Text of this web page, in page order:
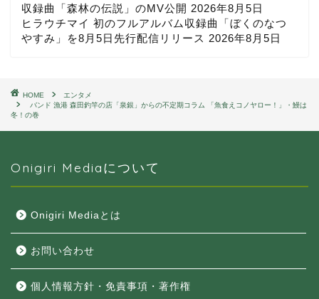
収録曲「森林の伝説」のMV公開 2026年8月5日
ヒラウチマイ 初のフルアルバム収録曲「ぼくのなつ
やすみ」を8月5日先行配信リリース 2026年8月5日
HOME
エンタメ
バンド 漁港 森田釣竿の店「泉銀」からの不定期コラム 「魚食えコノヤロー！」・鰻は
冬！の巻
Onigiri Mediaについて
Onigiri Mediaとは
お問い合わせ
個人情報方針・免責事項・著作権